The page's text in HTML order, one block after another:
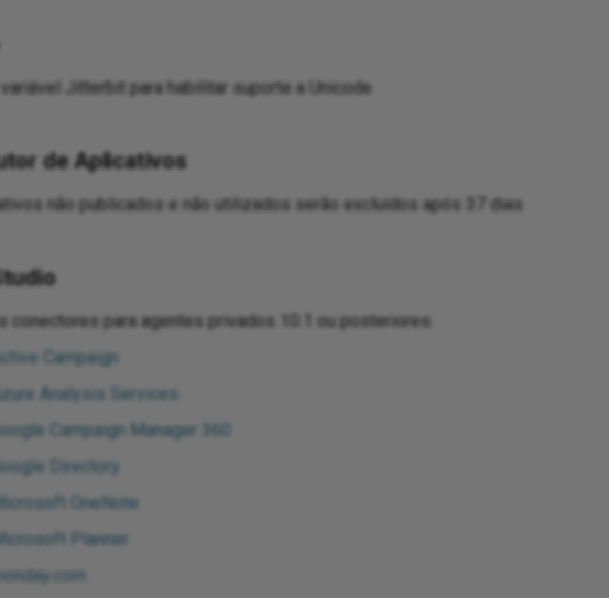
variável Jitterbit para habilitar suporte a Unicode
de Aplicativos
não publicados e não utilizados serão excluídos após 37 dias
conectores para agentes privados 10.1 ou posteriores:
Campaign
Analysis Services
Google Campaign Manager 360
Google Directory
OneNote
Planner